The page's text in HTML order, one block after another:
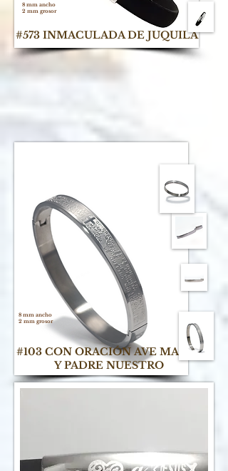
#573 INMACULADA DE JUQUILA
8 mm ancho
2 mm grosor
#103 CON ORACIÓNAVE MARÍA
Y PADRE NUESTRO
8 mm ancho
2 mm grosor